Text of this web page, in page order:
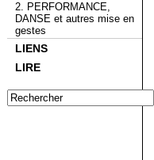
2. PERFORMANCE,
DANSE et autres mise en
gestes
LIENS
LIRE